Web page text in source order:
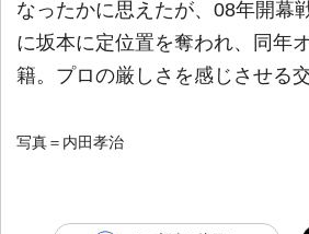
なったかに思えたが、08年開幕
に坂本に定位置を奪われ、同年オ
籍。プロの厳しさを感じさせる
写真＝内田孝治